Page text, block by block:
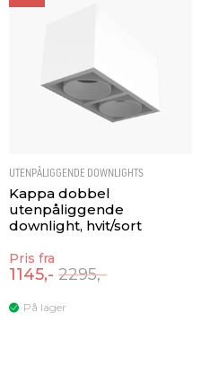
UTENPÅLIGGENDE DOWNLIGHTS
Kappa dobbel
utenpåliggende
downlight, hvit/sort
Pris fra
1145,- 2295,-
På lager